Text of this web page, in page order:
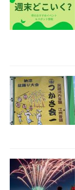
#泉ヶ丘駅#栂・美木多駅
#あなたはどっち？